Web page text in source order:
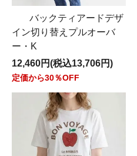
バックティアードデザ
イン切り替えプルオーバ
ー・K
12,460円(税込13,706円)
定価から30％OFF